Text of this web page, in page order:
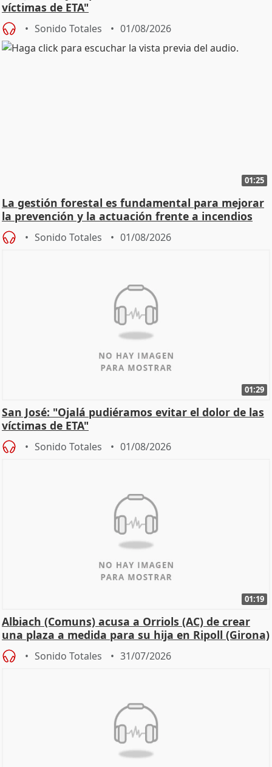
víctimas de ETA"
Sonido Totales 01/08/2026
01:25
La gestión forestal es fundamental para mejorar
la prevención y la actuación frente a incendios
Sonido Totales 01/08/2026
01:29
San José: "Ojalá pudiéramos evitar el dolor de las
víctimas de ETA"
Sonido Totales 01/08/2026
01:19
Albiach (Comuns) acusa a Orriols (AC) de crear
una plaza a medida para su hija en Ripoll (Girona)
Sonido Totales 31/07/2026